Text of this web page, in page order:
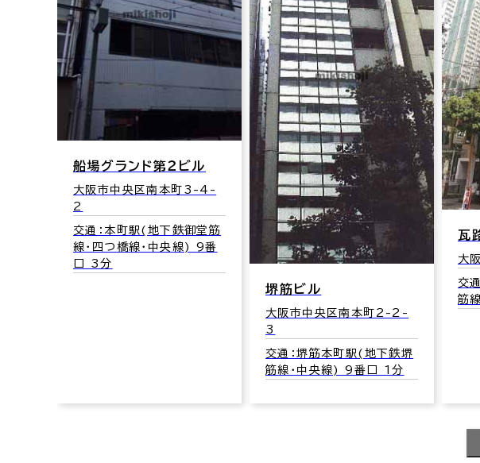
ド第２ビル
区南本町3-4-
駅(地下鉄御堂筋
線･中央線) 9番
大阪市中央区南本町2-2-
交通：堺筋本町駅(地下鉄堺
筋線･中央線) 9番口 1分
瓦路ビル
大阪市中央区瓦町2-2-7
交通：堺筋本町駅(地下鉄堺
筋線･中央線) 17番口 4分